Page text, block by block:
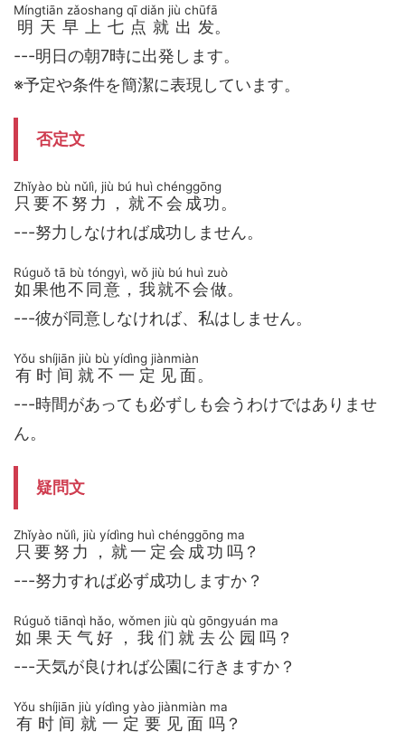
明天早上七点就出发
Míngtiān zǎoshang qī diǎn jiù chūfā
。
---明日の朝7時に出発します。
※予定や条件を簡潔に表現しています。
否定文
只要不努力，就不会成功
Zhǐyào bù nǔlì, jiù bú huì chénggōng
。
---努力しなければ成功しません。
如果他不同意，我就不会做
Rúguǒ tā bù tóngyì, wǒ jiù bú huì zuò
。
---彼が同意しなければ、私はしません。
有时间就不一定见面
Yǒu shíjiān jiù bù yídìng jiànmiàn
。
---時間があっても必ずしも会うわけではありませ
ん。
疑問文
只要努力，就一定会成功吗
Zhǐyào nǔlì, jiù yídìng huì chénggōng ma
？
---努力すれば必ず成功しますか？
如果天气好，我们就去公园吗
Rúguǒ tiānqì hǎo, wǒmen jiù qù gōngyuán ma
？
---天気が良ければ公園に行きますか？
有时间就一定要见面吗
Yǒu shíjiān jiù yídìng yào jiànmiàn ma
？